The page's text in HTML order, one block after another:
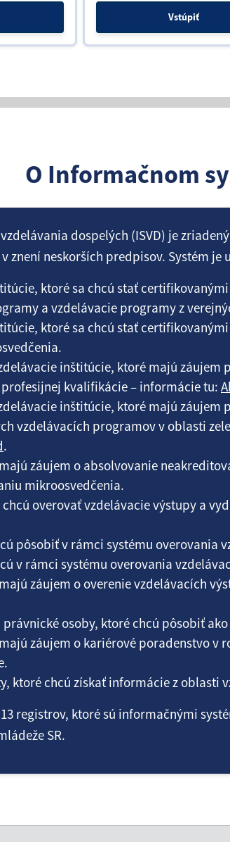
Vstúpiť
O Informačnom
dospelých (ISVD) je
znení neskorších predpisov. Systém je
ktoré sa chcú stať
a vzdelávacie programy z
ktoré sa chcú stať
inštitúcie, ktoré majú
kvalifikácie – informácie tu:
inštitúcie, ktoré majú
vzdelávacích programov v oblasti
.
záujem o absolvovanie
mikroosvedčenia.
overovať vzdelávacie výstupy a
pôsobiť v rámci systému
v rámci systému overovania
záujem o overenie vzdelávacích
právnické osoby, ktoré chcú pôsobiť
záujem o kariérové poradenstvo v
ktoré chcú získať informácie z oblasti
registrov, ktoré sú informačnými
SR.